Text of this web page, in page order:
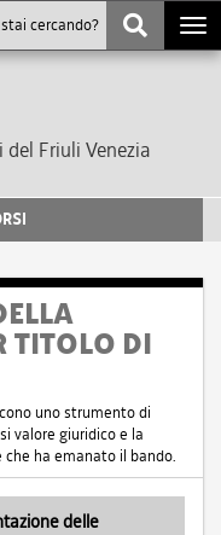
Friuli Venezia
TITOLO DI
uno strumento di
valore giuridico e la
ha emanato il bando.
delle